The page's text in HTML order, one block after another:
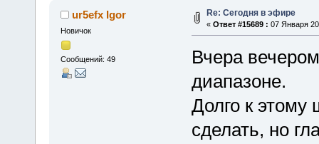
ur5efx Igor
Новичок
Сообщений: 49
Re: Сегодня в эфире
« Ответ #15689 : 07 Января
Вчера
диапазоне.
Долго к этому
сделать, но